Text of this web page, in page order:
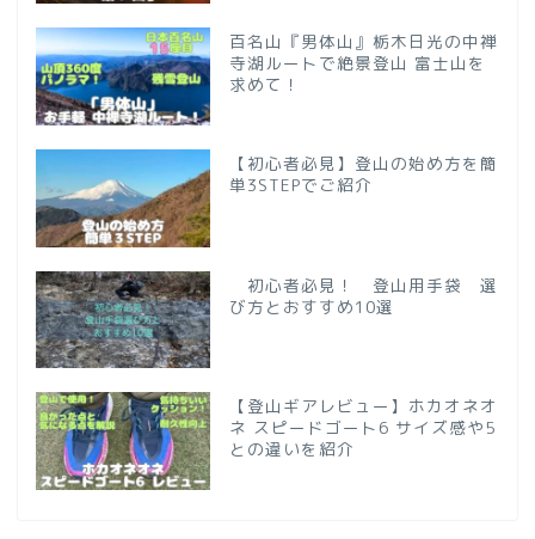
百名山『男体山』栃木日光の中禅
寺湖ルートで絶景登山 富士山を
求めて！
【初心者必見】登山の始め方を簡
単3STEPでご紹介
初心者必見！ 登山用手袋 選
び方とおすすめ10選
【登山ギアレビュー】ホカオネオ
ネ スピードゴート6 サイズ感や5
との違いを紹介